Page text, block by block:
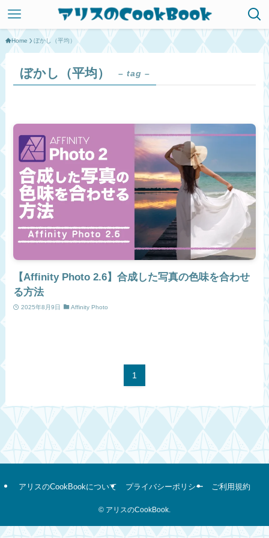
Home ぼかし（平均）
ぼかし（平均） – tag –
【Affinity Photo 2.6】合成した写真の色味を合わせ
る方法
2025年8月9日 Affinity Photo
1
アリスのCookBookについて プライバシーポリシー ご利用規約
© アリスのCookBook.